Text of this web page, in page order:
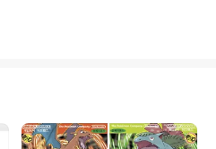
가 가능하다.1.
칼리페가 가장
드가 2성 카드
고, 탱커 캐릭터
큼 좋은 캐릭터라
데, 타격감 때문